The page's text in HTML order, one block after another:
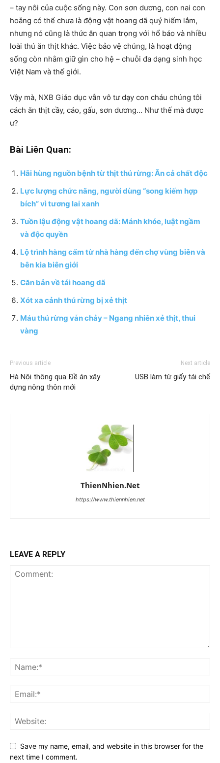
– tay nôi của cuộc sống này. Con sơn dương, con nai con
hoẵng có thể chưa là động vật hoang dã quý hiếm lắm,
nhưng nó cũng là thức ăn quan trọng với hổ báo và nhiều
loài thú ăn thịt khác. Việc bảo vệ chúng, là hoạt động
sống còn nhằm giữ gìn cho hệ – chuỗi đa dạng sinh học
Việt Nam và thế giới.
Vậy mà, NXB Giáo dục vẫn vô tư dạy con cháu chúng tôi
cách ăn thịt cầy, cáo, gấu, sơn dương… Như thế mà được
ư?
Bài Liên Quan:
Hãi hùng nguồn bệnh từ thịt thú rừng: Ăn cả chất độc
Lực lượng chức năng, người dùng “song kiếm hợp
bích” vì tương lai xanh
Tuồn lậu động vật hoang dã: Mánh khóe, luật ngầm
và độc quyền
Lộ trình hàng cấm từ nhà hàng đến chợ vùng biên và
bên kia biên giới
Căn bản về tái hoang dã
Xót xa cảnh thú rừng bị xẻ thịt
Máu thú rừng vẫn chảy – Ngang nhiên xẻ thịt, thui
vàng
Previous article
Hà Nội thông qua Đề án xây
dựng nông thôn mới
Next article
USB làm từ giấy tái chế
ThienNhien.Net
https://www.thiennhien.net
LEAVE A REPLY
Save my name, email, and website in this browser for the
next time I comment.